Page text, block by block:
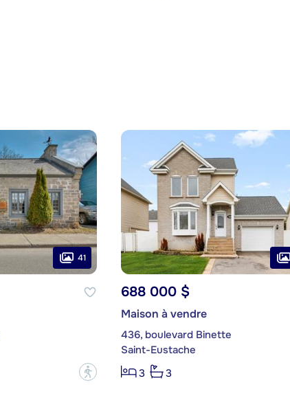
41
?
688 000 $
Maison à vendre
436, boulevard Binette
Saint-Eustache
3
3